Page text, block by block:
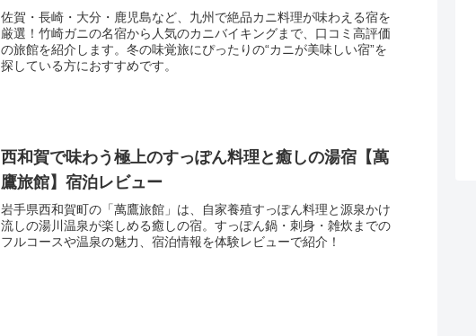
佐賀・長崎・大分・鹿児島など、九州で絶品カニ料理が味わえる宿を
厳選！竹崎ガニの名宿から人気のカニバイキングまで、口コミ高評価
の旅館を紹介します。冬の味覚旅にぴったりの“カニが美味しい宿”を
探している方におすすめです。
西和賀で味わう極上のすっぽん料理と癒しの湯宿【萬
鷹旅館】宿泊レビュー
岩手県西和賀町の「萬鷹旅館」は、自家養殖すっぽん料理と源泉かけ
流しの湯川温泉が楽しめる癒しの宿。すっぽん鍋・刺身・雑炊までの
フルコースや温泉の魅力、宿泊情報を体験レビューで紹介！